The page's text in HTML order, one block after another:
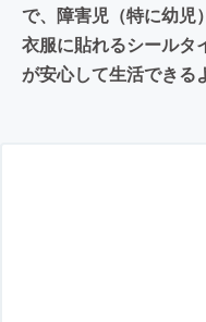
で、障害児（特に幼児
衣服に貼れるシールタ
が安心して生活できる